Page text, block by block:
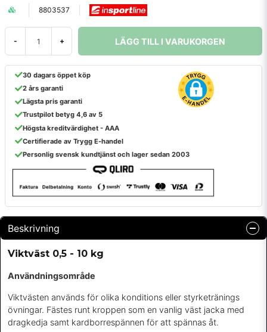
8803537
- + LÄGG TILL I VARUKORGEN
30 dagars öppet köp
2 års garanti
Lägsta pris garanti
Trustpilot betyg 4,6 av 5
Högsta kreditvärdighet - AAA
Certifierade av Trygg E-handel
Personlig svensk kundtjänst och lager sedan 2003
Beskrivning
Viktväst 0,5 - 10 kg
Användningsområde
Viktvästen används för olika konditions eller styrketränings
övningar. Fästes runt kroppen som en vanlig väst jacka med
dragkedja samt kardborrespännen för att spännas åt.